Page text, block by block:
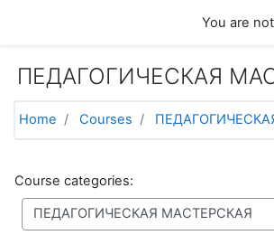
You are
ПЕДАГОГИЧЕСКАЯ
Home Courses
Course categories: